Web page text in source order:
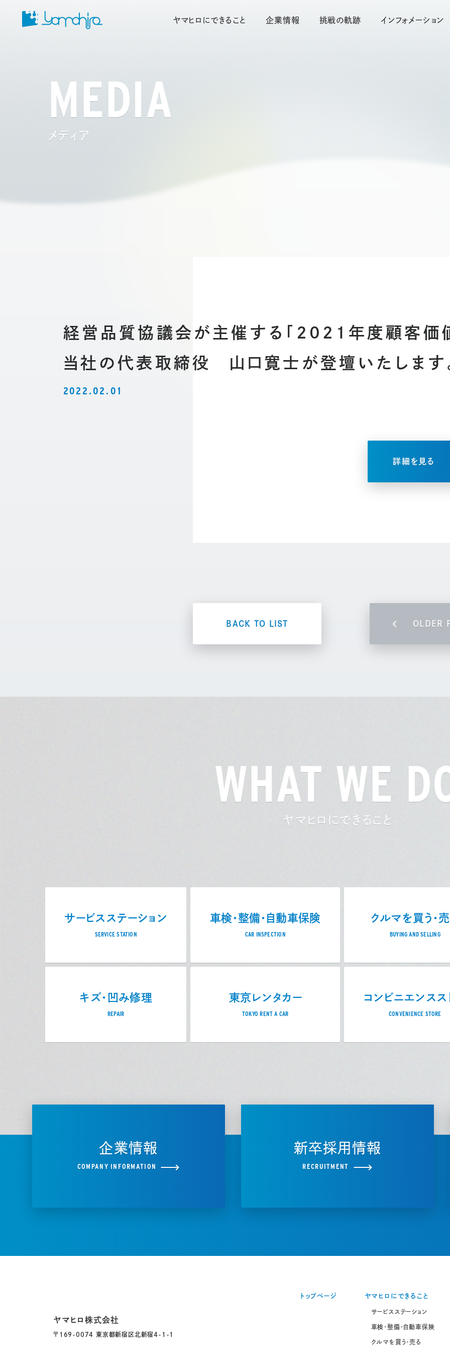
ヤマヒロにできること 企業情報 挑戦の軌跡 インフォメーション
MEDIA
メディア
経営品質協議会が主催する「2021年度顧客価
当社の代表取締役 山口寛士が登壇いたします
2022.02.01
詳細を見る
BACK TO LIST OLDER
WHAT WE
ヤマヒロにできること
サービスステーション
SERVICE STATION
車検・整備・自動車保険
CAR INSPECTION
クルマを買う・
BUYING AND SELLING
キズ・凹み修理
REPAIR
東京レンタカー
TOKYO RENT A CAR
コンビニエンスス
CONVENIENCE STORE
企業情報
COMPANY INFORMATION
新卒採用情報
RECRUITMENT
ヤマヒロ株式会社
〒169-0074 東京都新宿区北新宿4-1-1
トップページ ヤマヒロにできること
サービスステーション
車検・整備・自動車保険
クルマを買う・売る